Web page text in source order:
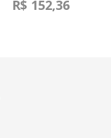
R$ 152,36